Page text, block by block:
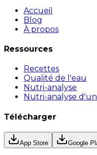
Accueil
Blog
À propos
Ressources
Recettes
Qualité de l'eau
Nutri-analyse
Nutri-analyse
Télécharger
App Store Google